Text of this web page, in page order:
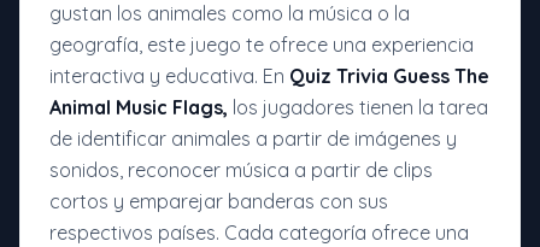
gustan los animales como la música o la
geografía, este juego te ofrece una experiencia
interactiva y educativa. En Quiz Trivia Guess The
Animal Music Flags, los jugadores tienen la tarea
de identificar animales a partir de imágenes y
sonidos, reconocer música a partir de clips
cortos y emparejar banderas con sus
respectivos países. Cada categoría ofrece una